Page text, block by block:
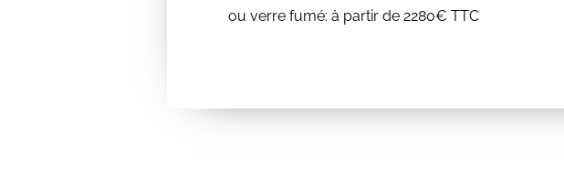
ou verre fumé: à partir de 2280€ TTC